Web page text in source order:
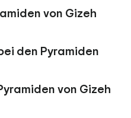
von Gizeh
den Pyramiden
von Gizeh